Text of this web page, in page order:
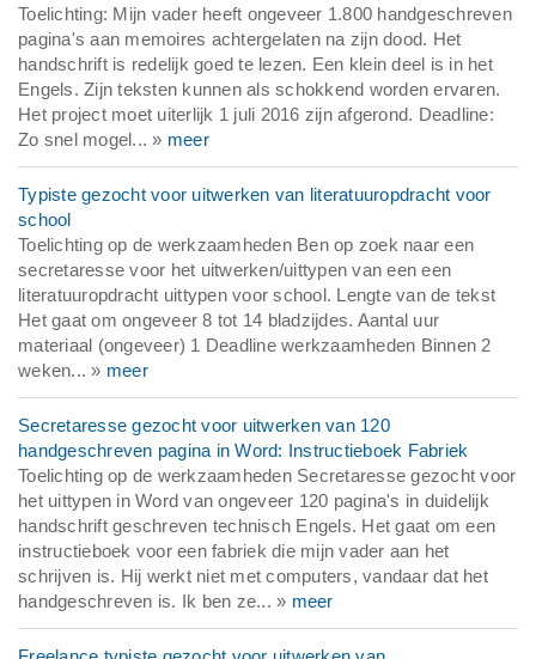
Toelichting: Mijn vader heeft ongeveer 1.800 handgeschreven
pagina's aan memoires achtergelaten na zijn dood. Het
handschrift is redelijk goed te lezen. Een klein deel is in het
Engels. Zijn teksten kunnen als schokkend worden ervaren.
Het project moet uiterlijk 1 juli 2016 zijn afgerond. Deadline:
Zo snel mogel... » meer
Typiste gezocht voor uitwerken van literatuuropdracht voor
school
Toelichting op de werkzaamheden Ben op zoek naar een
secretaresse voor het uitwerken/uittypen van een een
literatuuropdracht uittypen voor school. Lengte van de tekst
Het gaat om ongeveer 8 tot 14 bladzijdes. Aantal uur
materiaal (ongeveer) 1 Deadline werkzaamheden Binnen 2
weken... » meer
Secretaresse gezocht voor uitwerken van 120
handgeschreven pagina in Word: Instructieboek Fabriek
Toelichting op de werkzaamheden Secretaresse gezocht voor
het uittypen in Word van ongeveer 120 pagina's in duidelijk
handschrift geschreven technisch Engels. Het gaat om een
instructieboek voor een fabriek die mijn vader aan het
schrijven is. Hij werkt niet met computers, vandaar dat het
handgeschreven is. Ik ben ze... » meer